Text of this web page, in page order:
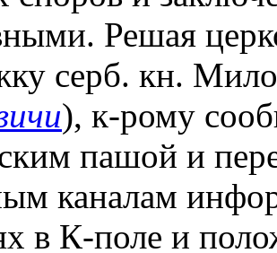
Решая
серб. кн.
), к-рому
пашой и
каналам
в К-поле и